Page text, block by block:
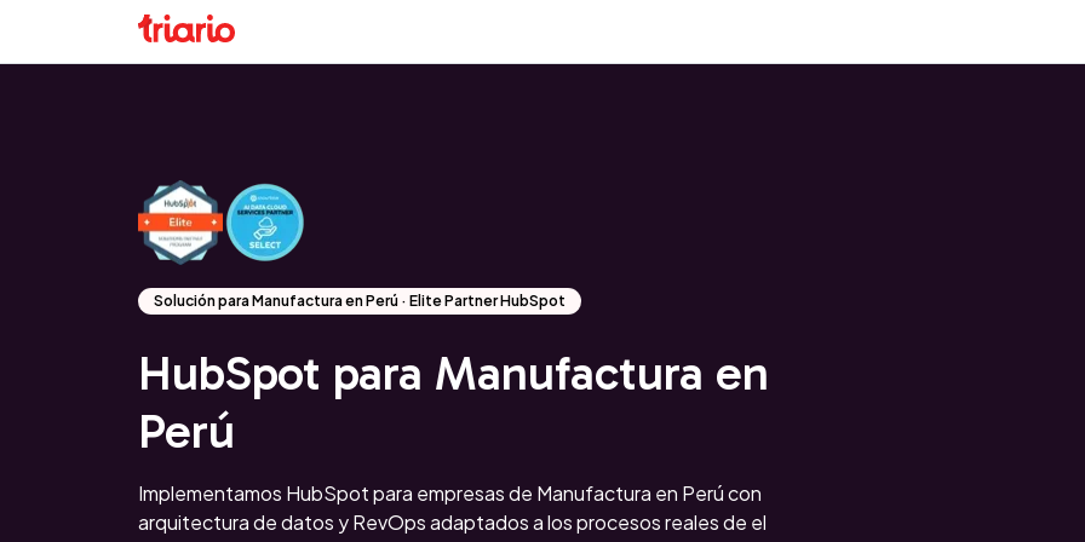
Solución para Manufactura en Perú · Elite Partner HubSpot
HubSpot para Manufactura en
Perú
Implementamos HubSpot para empresas de Manufactura en Perú con
arquitectura de datos y RevOps adaptados a los procesos reales de el